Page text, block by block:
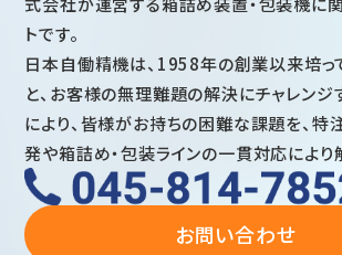
トです。
日本自働精機は、1958年の創業以来培っ
と、お客様の無理難題の解決にチャレンジ
により、皆様がお持ちの困難な課題を、特
発や箱詰め・包装ラインの一貫対応により
お問い合わせ